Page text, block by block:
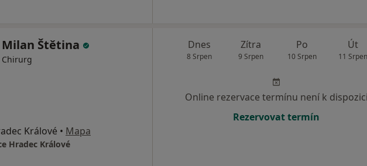
Milan Štětina
Chirurg
Králové • Mapa
Hradec Králové
Dnes
8 Srpen
Zítra
9 Srpen
Po
10 Srpen
Út
11 Srpen
Online rezervace termínu není k dispozici
Rezervovat termín